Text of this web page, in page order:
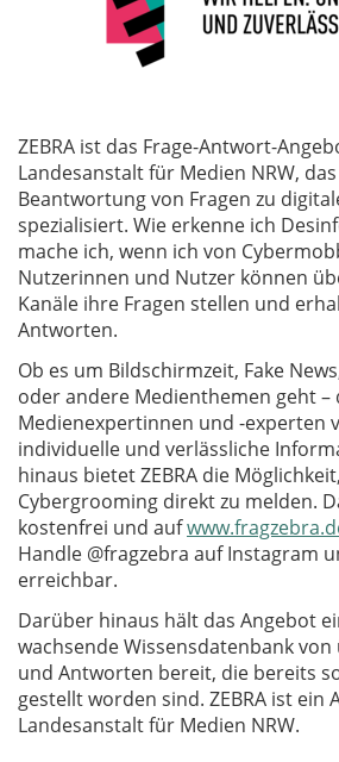
ZEBRA ist das Frage-Antwort-
Landesanstalt für Medien NRW,
Beantwortung von Fragen zu
spezialisiert. Wie erkenne ich
mache ich, wenn ich von
Nutzerinnen und Nutzer können
Kanäle ihre Fragen stellen und
Antworten.
Ob es um Bildschirmzeit, Fake
oder andere Medienthemen geht –
Medienexpertinnen und -experten
individuelle und verlässliche
hinaus bietet ZEBRA die
Cybergrooming direkt zu melden.
kostenfrei und auf
Handle @fragzebra auf Instagram
erreichbar.
Darüber hinaus hält das Angebot
wachsende Wissensdatenbank von
und Antworten bereit, die bereits
gestellt worden sind. ZEBRA ist ein
Landesanstalt für Medien NRW.